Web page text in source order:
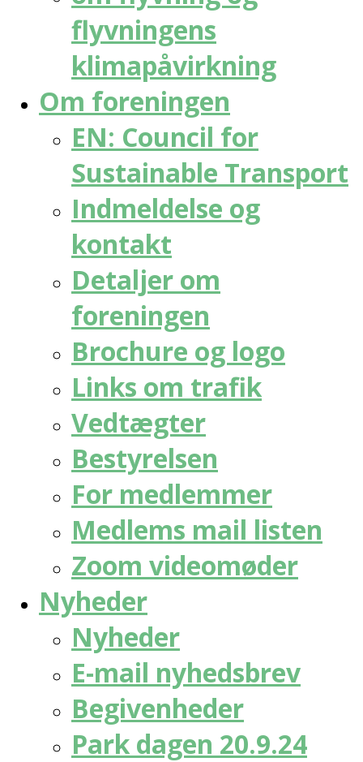
flyvningens
klimapåvirkning
Om foreningen
EN: Council for
Sustainable Transport
Indmeldelse og
kontakt
Detaljer om
foreningen
Brochure og logo
Links om trafik
Vedtægter
Bestyrelsen
For medlemmer
Medlems mail listen
Zoom videomøder
Nyheder
Nyheder
E-mail nyhedsbrev
Begivenheder
Park dagen 20.9.24